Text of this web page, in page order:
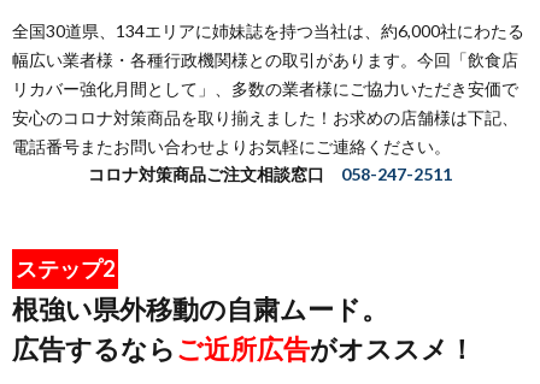
全国30道県、134エリアに姉妹誌を持つ当社は、約6,000社にわたる
幅広い業者様・各種行政機関様との取引があります。今回「飲食店
リカバー強化月間として」、多数の業者様にご協力いただき安価で
安心のコロナ対策商品を取り揃えました！お求めの店舗様は下記、
電話番号またお問い合わせよりお気軽にご連絡ください。
コロナ対策商品ご注文相談窓口 058-247-2511
ステップ2
根強い県外移動の自粛ムード。
広告するならご近所広告がオススメ！